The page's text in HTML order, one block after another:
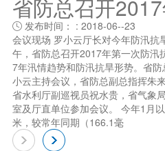
省防总召开
发布时间： : 2018-06--23
会议现场 罗小云厅长对今年防汛
午，省防总召开2017年第一次防汛
7年汛情趋势和防汛抗旱形势。省
小云主持会议，省防总副总指挥朱
省水利厅副巡视员祝水贵，省气象
室及厅直单位参加会议。 今年1月
米，较常年同期（166.1毫